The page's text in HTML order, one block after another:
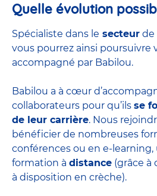
Quelle évolution
Spécialiste dans le secteur de
vous pourrez ainsi poursuivre
accompagné par Babilou.
Babilou a à cœur
collaborateurs pour qu’ils se
de leur carrière. Nous
bénéficier de nombreuses
conférences ou en e-
formation à distance (grâce à
à disposition en crèche).